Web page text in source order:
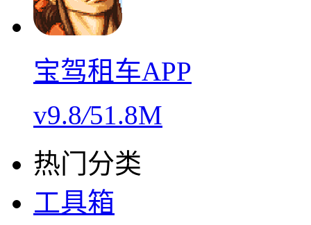
宝驾租车APP
v9.8/51.8M
热门分类
工具箱